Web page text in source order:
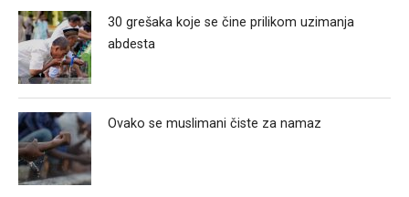
30 grešaka koje se čine prilikom uzimanja
abdesta
Ovako se muslimani čiste za namaz